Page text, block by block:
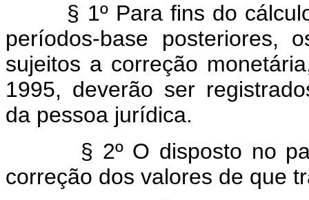
§ 1º Para fins do
períodos-base posteriores,
sujeitos a correção
1995, deverão ser
da pessoa jurídica.
§ 2º O disposto no
correção dos valores de que